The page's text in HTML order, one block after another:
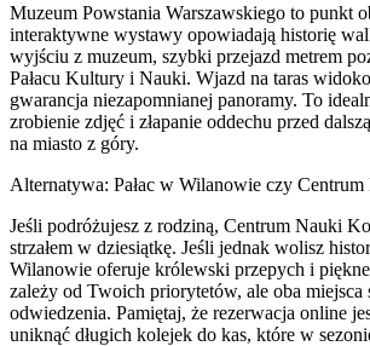
Muzeum Powstania Warszawskiego to punkt
interaktywne wystawy opowiadają historię
wyjściu z muzeum, szybki przejazd metrem
Pałacu Kultury i Nauki. Wjazd na taras
gwarancja niezapomnianej panoramy. To
zrobienie zdjęć i złapanie oddechu przed
na miasto z góry.
Alternatywa: Pałac w Wilanowie czy
Jeśli podróżujesz z rodziną, Centrum Nauki
strzałem w dziesiątkę. Jeśli jednak wolisz
Wilanowie oferuje królewski przepych i
zależy od Twoich priorytetów, ale oba miejsca
odwiedzenia. Pamiętaj, że rezerwacja online
uniknąć długich kolejek do kas, które w